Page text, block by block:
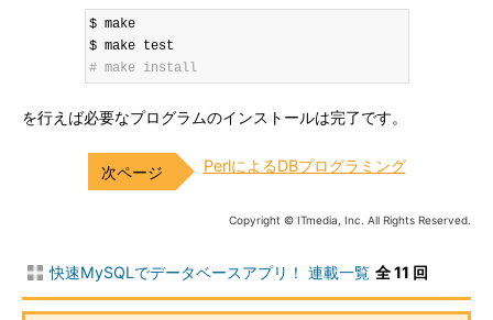
$ make
# make install
を行えば必要なプログラムのインストールは完了です。
PerlによるDBプログラミング
Copyright © ITmedia, Inc. All Rights Reserved.
快速MySQLでデータベースアプリ！ 連載一覧 全 11 回